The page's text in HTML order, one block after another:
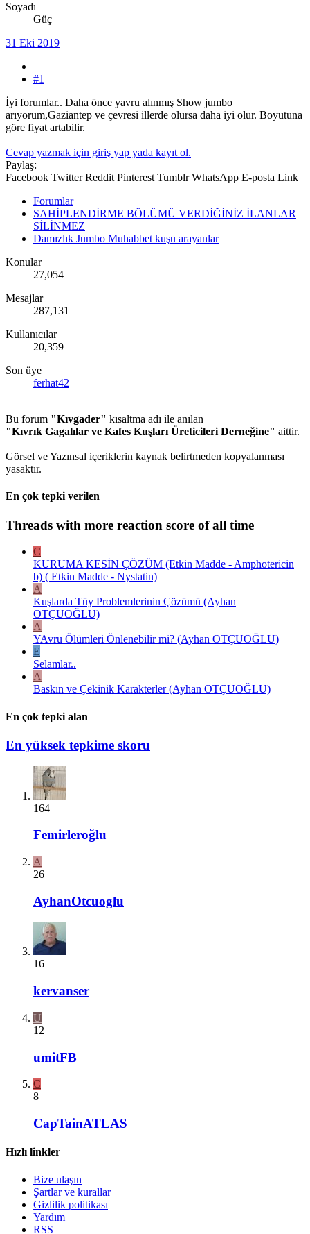
Soyadı
Güç
31 Eki 2019
#1
İyi forumlar.. Daha önce yavru alınmış Show jumbo
arıyorum,Gaziantep ve çevresi illerde olursa daha iyi olur. Boyutuna
göre fiyat artabilir.
Cevap yazmak için giriş yap yada kayıt ol.
Paylaş:
Facebook Twitter Reddit Pinterest Tumblr WhatsApp E-posta Link
Forumlar
SAHİPLENDİRME BÖLÜMÜ VERDİĞİNİZ İLANLAR
SİLİNMEZ
Damızlık Jumbo Muhabbet kuşu arayanlar
Konular
27,054
Mesajlar
287,131
Kullanıcılar
20,359
Son üye
ferhat42
Bu forum "Kıvgader" kısaltma adı ile anılan
"Kıvrık Gagalılar ve Kafes Kuşları Üreticileri Derneğine" aittir.
Görsel ve Yazınsal içeriklerin kaynak belirtmeden kopyalanması
yasaktır.
En çok tepki verilen
Threads with more reaction score of all time
C
KURUMA KESİN ÇÖZÜM (Etkin Madde - Amphotericin
b) ( Etkin Madde - Nystatin)
A
Kuşlarda Tüy Problemlerinin Çözümü (Ayhan
OTÇUOĞLU)
A
YAvru Ölümleri Önlenebilir mi? (Ayhan OTÇUOĞLU)
E
Selamlar..
A
Baskın ve Çekinik Karakterler (Ayhan OTÇUOĞLU)
En çok tepki alan
En yüksek tepkime skoru
164
Femirleroğlu
A
26
AyhanOtcuoglu
16
kervanser
U
12
umitFB
C
8
CapTainATLAS
Hızlı linkler
Bize ulaşın
Şartlar ve kurallar
Gizlilik politikası
Yardım
RSS